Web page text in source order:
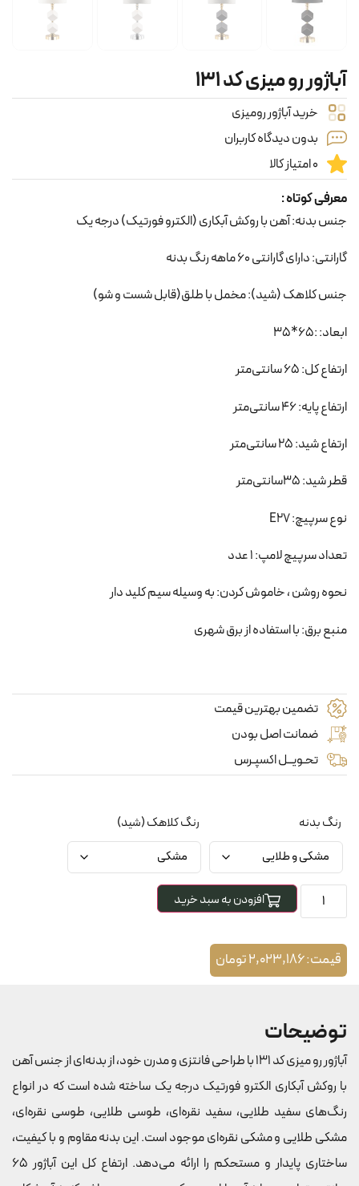
آباژور رو میزی کد ۱۳۱
خرید آباژور رومیزی
بدون دیدگاه کاربران
0 امتیاز کالا
معرفی کوتاه :
جنس بدنه: آهن با روکش آبکاری (الکترو فورتیک) درجه یک
گارانتی: دارای گارانتی 60 ماهه رنگ بدنه
جنس کلاهک (شید): مخمل با طلق(قابل شست و شو)
ابعاد: :65*35
ارتفاع کل: 65 سانتی‌متر
ارتفاع پایه: 46 سانتی‌متر
ارتفاع شید: 25 سانتی‌متر
قطر شید: 35سانتی‌متر
نوع سرپیچ: E27
تعداد سرپیچ لامپ: 1 عدد
نحوه روشن ، خاموش کردن: به وسیله سیم کلید دار
منبع برق: با استفاده از برق شهری
تضمین بهترین قیمت
ضمانت اصل بودن
تحـویــل اکسپـرس
رنگ بدنه رنگ کلاهک (شید)
افزودن به سبد خرید
قیمت:2,023,186تومان
توضیحات
آباژور رو میزی کد 131 با طراحی فانتزی و مدرن خود، از بدنه‌ای از جنس آهن
با روکش آبکاری الکترو فورتیک درجه یک ساخته شده است که در انواع
رنگ‌های سفید طلایی، سفید نقره‌ای، طوسی طلایی، طوسی نقره‌ای،
مشکی طلایی و مشکی نقره‌ای موجود است. این بدنه مقاوم و با کیفیت،
ساختاری پایدار و مستحکم را ارائه می‌دهد. ارتفاع کل این آباژور 65